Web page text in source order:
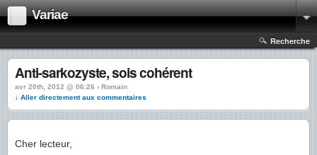
Variae
Recherche
Anti-sarkozyste, sois cohérent
avr 20th, 2012 @ 06:26 › Romain
↓ Aller directement aux commentaires
Cher lecteur,